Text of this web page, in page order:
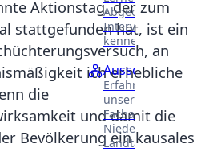
Abgeordneten in
Interviews näher
kennen.
Ausschüsse
Erfahren Sie
unsere Arbeit in
Landtages.
Aktionstag, der zum
stattgefunden hat, ist ein
an
ich erhebliche
die
und damit die
Bevölkerung ein kausales